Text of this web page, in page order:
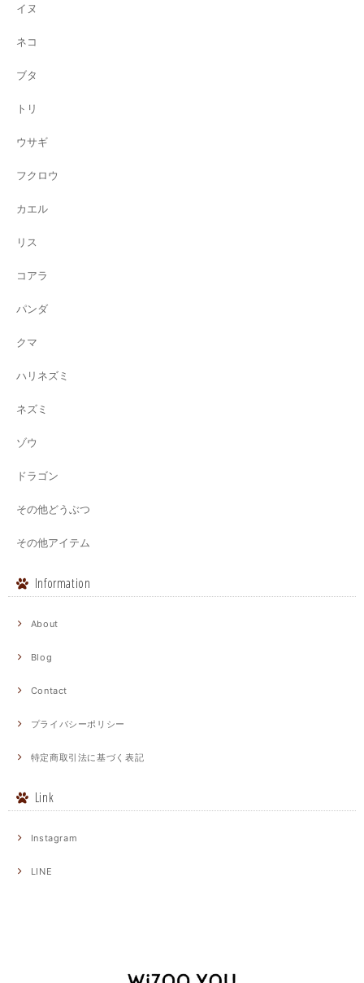
イヌ
ネコ
ブタ
トリ
ウサギ
フクロウ
カエル
リス
コアラ
パンダ
クマ
ハリネズミ
ネズミ
ゾウ
ドラゴン
その他どうぶつ
その他アイテム
Information
About
Blog
Contact
プライバシーポリシー
特定商取引法に基づく表記
Link
Instagram
LINE